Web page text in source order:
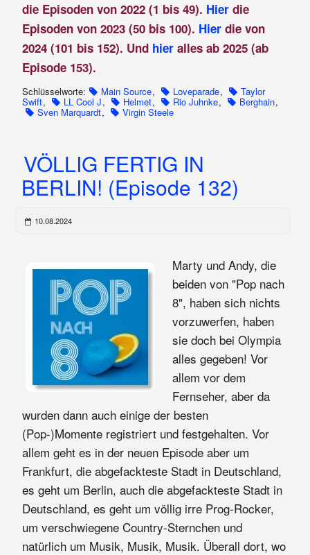
die Episoden von 2022 (1 bis 49). Hierdie
Episoden von 2023 (50 bis 100). Hier die von
2024 (101 bis 152). Und hier alles ab 2025 (ab
Episode 153).
Schlüsselworte: Main Source, Loveparade, Taylor
Swift, LL Cool J, Helmet, Rio Juhnke, Berghain,
Sven Marquardt, Virgin Steele
VÖLLIG FERTIG IN
BERLIN! (Episode 132)
10.08.2024
Marty und Andy, die
beiden von "Pop nach
8", haben sich nichts
vorzuwerfen, haben
sie doch bei Olympia
alles gegeben! Vor
allem vor dem
Fernseher, aber da
wurden dann auch einige der besten
(Pop-)Momente registriert und festgehalten. Vor
allem geht es in der neuen Episode aber um
Frankfurt, die abgefackteste Stadt in Deutschland,
es geht um Berlin, auch die abgefackteste Stadt in
Deutschland, es geht um völlig irre Prog-Rocker,
um verschwiegene Country-Sternchen und
natürlich um Musik, Musik, Musik. Überall dort, wo